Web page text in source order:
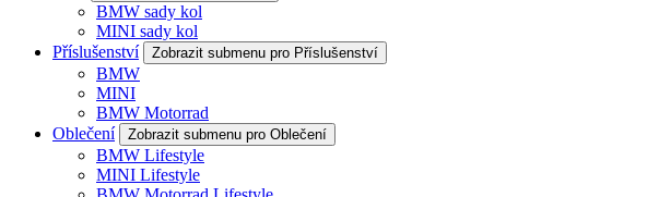
BMW sady kol
MINI sady kol
Příslušenství
Zobrazit submenu pro Příslušenství
BMW
MINI
BMW Motorrad
Oblečení
Zobrazit submenu pro Oblečení
BMW Lifestyle
MINI Lifestyle